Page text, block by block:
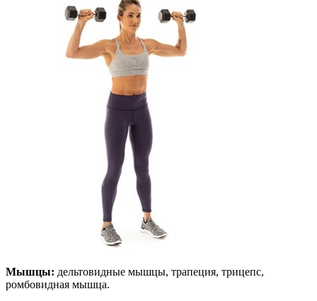
Мышцы: дельтовидные мышцы, трапеция, трицепс,
ромбовидная мышца.